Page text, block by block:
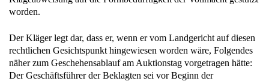
worden.
Der Kläger legt dar, dass er, wenn er vom Landgericht auf diesen
rechtlichen Gesichtspunkt hingewiesen worden wäre, Folgendes
näher zum Geschehensablauf am Auktionstag vorgetragen hätte:
Der Geschäftsführer der Beklagten sei vor Beginn der